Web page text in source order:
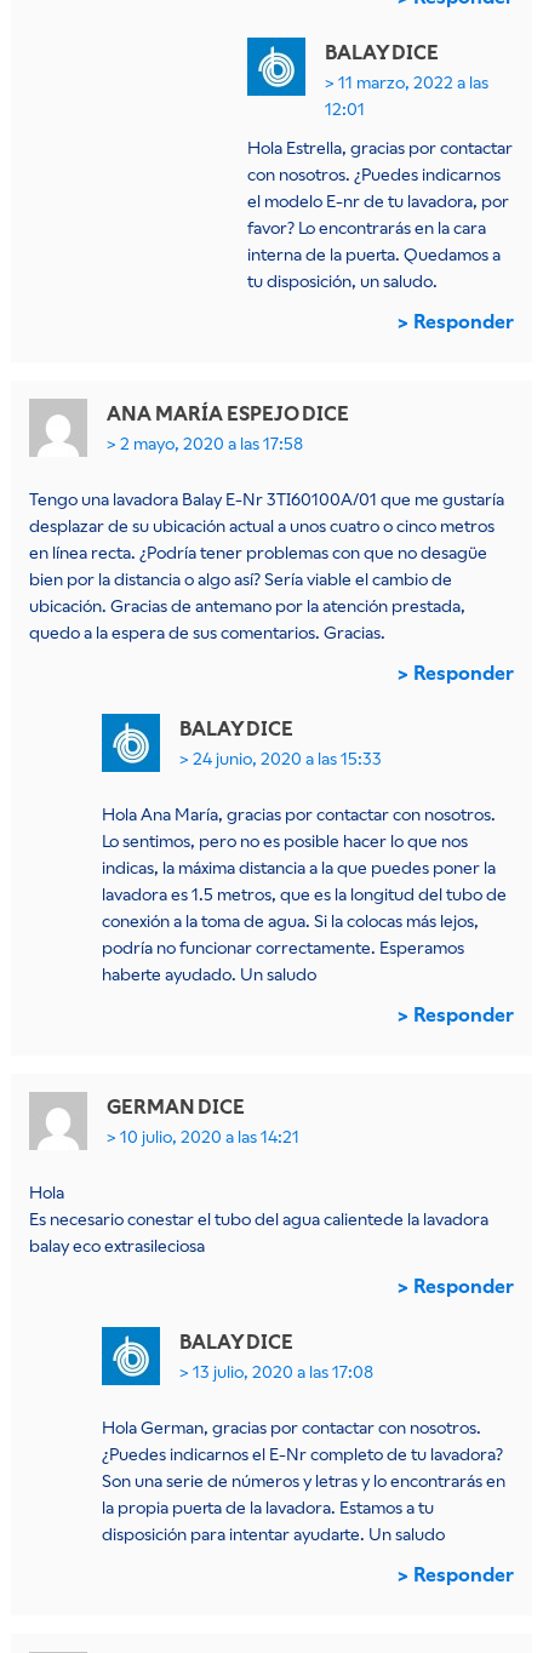
BALAYDICE
11 marzo, 2022 a las
12:01
Hola Estrella, gracias por contactar
con nosotros. ¿Puedes indicarnos
el modelo E-nr de tu lavadora, por
favor? Lo encontrarás en la cara
interna de la puerta. Quedamos a
tu disposición, un saludo.
Responder
ANA MARÍA ESPEJODICE
2 mayo, 2020 a las 17:58
Tengo una lavadora Balay E-Nr 3TI60100A/01 que me gustaría
desplazar de su ubicación actual a unos cuatro o cinco metros
en línea recta. ¿Podría tener problemas con que no desagüe
bien por la distancia o algo así? Sería viable el cambio de
ubicación. Gracias de antemano por la atención prestada,
quedo a la espera de sus comentarios. Gracias.
Responder
BALAYDICE
24 junio, 2020 a las 15:33
Hola Ana María, gracias por contactar con nosotros.
Lo sentimos, pero no es posible hacer lo que nos
indicas, la máxima distancia a la que puedes poner la
lavadora es 1.5 metros, que es la longitud del tubo de
conexión a la toma de agua. Si la colocas más lejos,
podría no funcionar correctamente. Esperamos
haberte ayudado. Un saludo
Responder
GERMAN DICE
10 julio, 2020 a las 14:21
Hola
Es necesario conestar el tubo del agua calientede la lavadora
balay eco extrasileciosa
Responder
BALAYDICE
13 julio, 2020 a las 17:08
Hola German, gracias por contactar con nosotros.
¿Puedes indicarnos el E-Nr completo de tu lavadora?
Son una serie de números y letras y lo encontrarás en
la propia puerta de la lavadora. Estamos a tu
disposición para intentar ayudarte. Un saludo
Responder